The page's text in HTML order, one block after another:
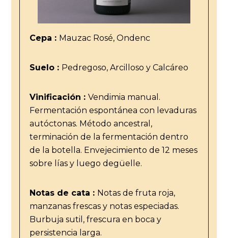
Cepa : Mauzac Rosé, Ondenc
Suelo : Pedregoso, Arcilloso y Calcáreo
Vinificación : Vendimia manual.
Fermentación espontánea con levaduras
autóctonas. Método ancestral,
terminación de la fermentación dentro
de la botella. Envejecimiento de 12 meses
sobre lías y luego degüelle.
Notas de cata : Notas de fruta roja,
manzanas frescas y notas especiadas.
Burbuja sutil, frescura en boca y
persistencia larga.